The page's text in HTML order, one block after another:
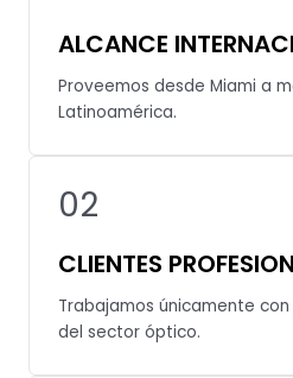
ALCANCE
Proveemos desde Miami a
Latinoamérica.
02
CLIENTES
Trabajamos únicamente
del sector óptico.